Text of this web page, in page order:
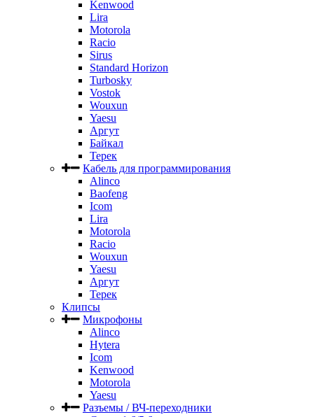
Kenwood
Lira
Motorola
Racio
Sirus
Standard Horizon
Turbosky
Vostok
Wouxun
Yaesu
Аргут
Байкал
Терек
Кабель для программирования
Alinco
Baofeng
Icom
Lira
Motorola
Racio
Wouxun
Yaesu
Аргут
Терек
Клипсы
Микрофоны
Alinco
Hytera
Icom
Kenwood
Motorola
Yaesu
Разъемы / ВЧ-переходники